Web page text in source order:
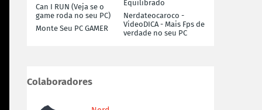
Equilibrado
Can I RUN (Veja se o
game roda no seu PC)
Nerdateocaroco -
VideoDICA - Mais Fps de
verdade no seu PC
Monte Seu PC GAMER
Colaboradores